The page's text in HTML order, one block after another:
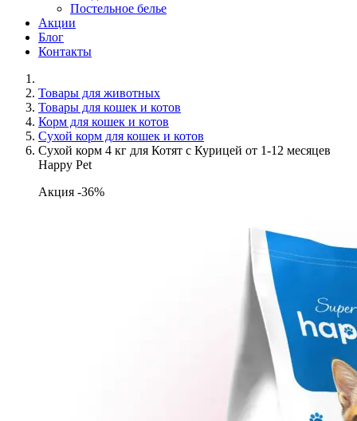
Постельное белье
Акции
Блог
Контакты
Товары для животных
Товары для кошек и котов
Корм для кошек и котов
Сухой корм для кошек и котов
Сухой корм 4 кг для Котят с Курицей от 1-12 месяцев
Happy Pet
Акция -36%